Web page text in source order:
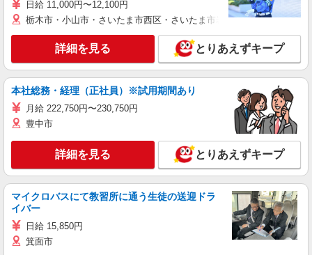
日給 11,000円〜12,100円
栃木市・小山市・さいたま市西区・さいたま市岩槻区・久喜市・蓮田
詳細を見る とりあえずキープ
本社総務・経理（正社員）※試用期間あり
月給 222,750円〜230,750円
豊中市
詳細を見る とりあえずキープ
マイクロバスにて教習所に通う生徒の送迎ドラ
イバー
日給 15,850円
箕面市